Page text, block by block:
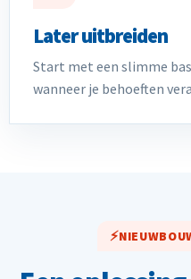
Later uitbreiden
Start met een slimme
wanneer je behoeften